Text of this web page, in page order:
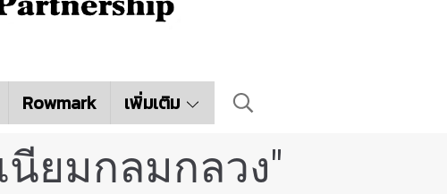
Rowmark เพิ่มเติม
ยมกลมกลวง"